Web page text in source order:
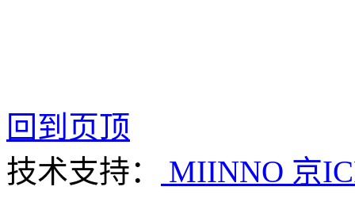
回到页顶
技术支持：
MIINNO 京